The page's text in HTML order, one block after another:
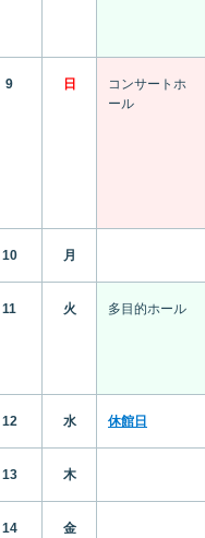
9 日
コンサートホ
ール
10 月
11 火 多目的ホール
12 水 休館日
13 木
14 金